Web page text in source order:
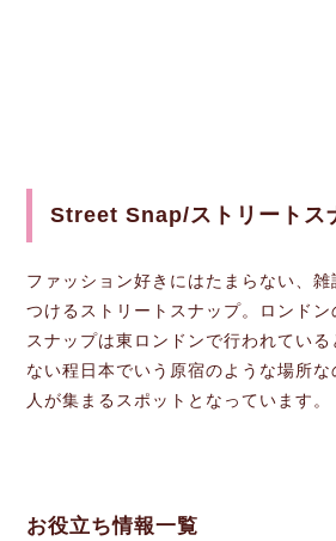
Street Snap/ストリートス
ファッション好きにはたまらない、
つけるストリートスナップ。ロンドン
スナップは東ロンドンで行われてい
ない程日本でいう原宿のような場所
人が集まるスポットとなっています。
お役立ち情報一覧